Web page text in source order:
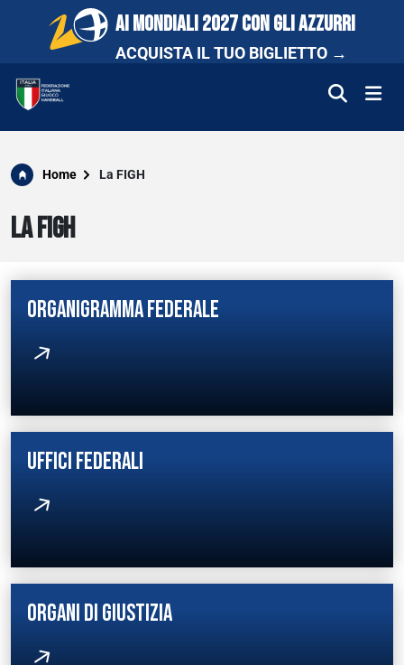
AI MONDIALI 2027 CON GLI AZZURRI
ACQUISTA IL TUO BIGLIETTO →
SCUOLA E PROMOZIONE
NEWS
AREA RISERVATA
UTILITÀ
Home La FIGH
LA FIGH
ORGANIGRAMMA FEDERALE
UFFICI FEDERALI
ORGANI DI GIUSTIZIA